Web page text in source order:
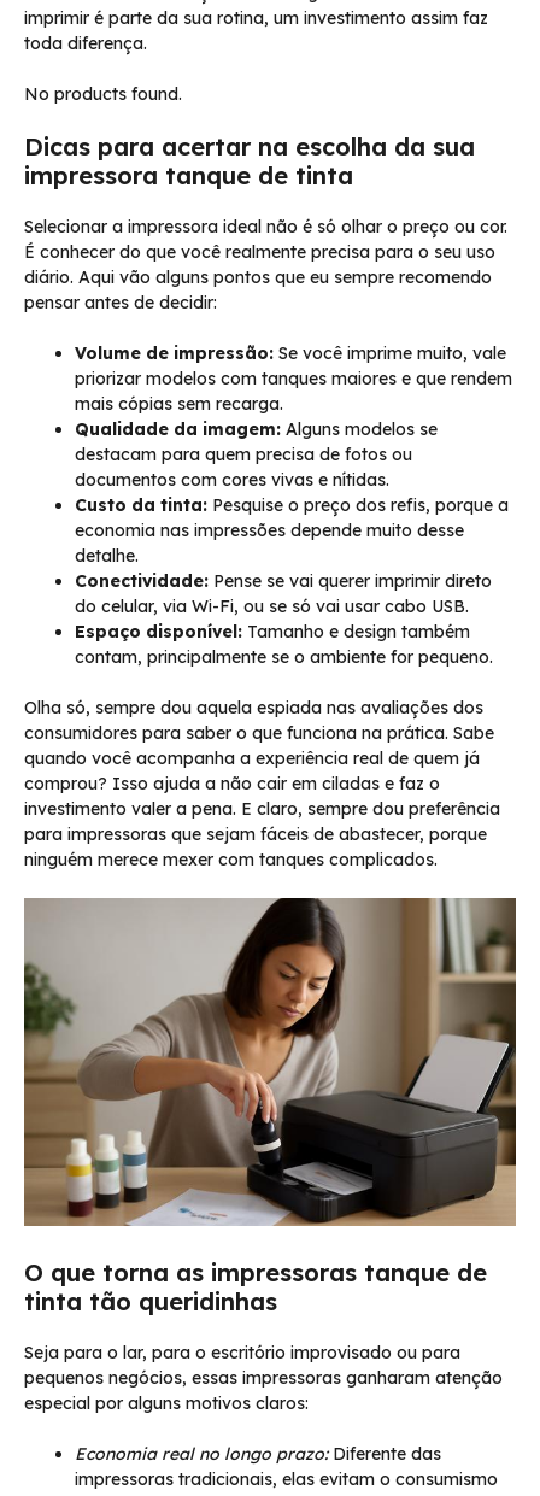
imprimir é parte da sua rotina, um investimento assim faz
toda diferença.
No products found.
Dicas para acertar na escolha da sua
impressora tanque de tinta
Selecionar a impressora ideal não é só olhar o preço ou cor.
É conhecer do que você realmente precisa para o seu uso
diário. Aqui vão alguns pontos que eu sempre recomendo
pensar antes de decidir:
Volume de impressão: Se você imprime muito, vale
priorizar modelos com tanques maiores e que rendem
mais cópias sem recarga.
Qualidade da imagem: Alguns modelos se
destacam para quem precisa de fotos ou
documentos com cores vivas e nítidas.
Custo da tinta: Pesquise o preço dos refis, porque a
economia nas impressões depende muito desse
detalhe.
Conectividade: Pense se vai querer imprimir direto
do celular, via Wi-Fi, ou se só vai usar cabo USB.
Espaço disponível: Tamanho e design também
contam, principalmente se o ambiente for pequeno.
Olha só, sempre dou aquela espiada nas avaliações dos
consumidores para saber o que funciona na prática. Sabe
quando você acompanha a experiência real de quem já
comprou? Isso ajuda a não cair em ciladas e faz o
investimento valer a pena. E claro, sempre dou preferência
para impressoras que sejam fáceis de abastecer, porque
ninguém merece mexer com tanques complicados.
O que torna as impressoras tanque de
tinta tão queridinhas
Seja para o lar, para o escritório improvisado ou para
pequenos negócios, essas impressoras ganharam atenção
especial por alguns motivos claros:
Economia real no longo prazo:Diferente das
impressoras tradicionais, elas evitam o consumismo